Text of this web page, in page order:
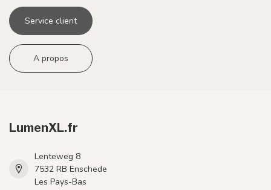
Service client
A propos
LumenXL.fr
Lenteweg 8
7532 RB Enschede
Les Pays-Bas